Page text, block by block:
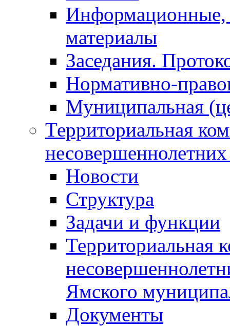
Информационные,
материалы
Заседания.
Нормативно-
Муниципальная
Территориальная
Новости
Структура
Задачи и функции
Территориальная
Ямского
Документы